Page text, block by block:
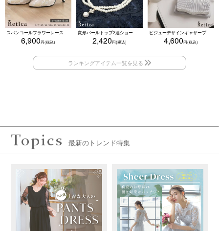
スパンコールフラワーレースアンクルストラップハイヒールセパレートパンプス (ベージュ)
6,900
変形パールトップ2連ショートパールネックレス(ホワイト)
2,420
ビジューデザインギャザープリーツ入り2wayバッグ(ベージュ/シルバー/ブラック)
4,600
Topics 最新のトレンド特集